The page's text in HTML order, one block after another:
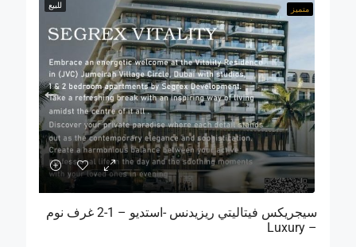
متميز للبيع
سيجريكس فيتاليتي ريزيدنس -استديو – 1-2 غرف نوم
– Luxury